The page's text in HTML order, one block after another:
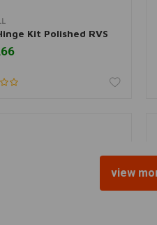
Kit Polished RVS
view